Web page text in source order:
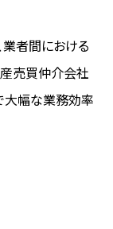
者間における
産売買仲介会社
大幅な業務効率